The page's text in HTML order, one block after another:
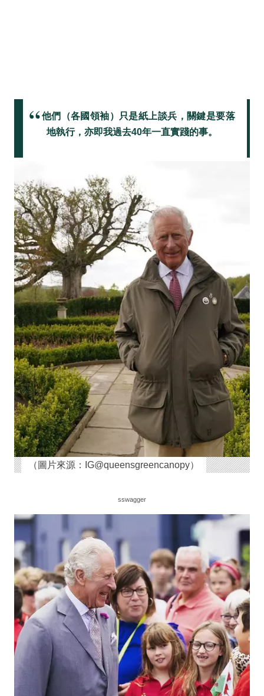
他們（各國領袖）只是紙上談兵，關鍵是要落
地執行，亦即我過去40年一直實踐的事。
（圖片來源：IG@queensgreencanopy）
sswagger